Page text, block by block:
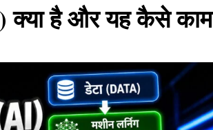
है और यह कैसे काम